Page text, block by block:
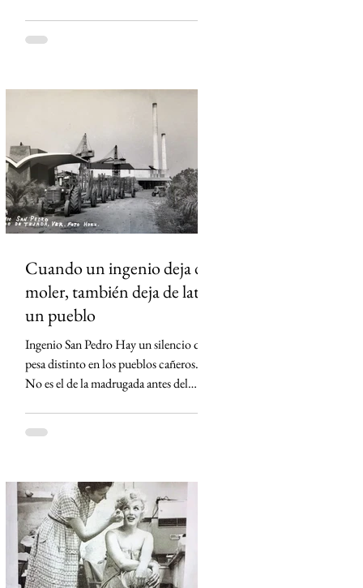
la caña y que hoy enfrenta la
Tuxtlas, la memoria, el verde que aún
habita los recuerdos y el papel que los
ingenios han tenido en la construcción
de México.
https://www.sinmas.org/post/ingenio-
san-pedro-tuxtlas Sheinbaum no asistirá
a toma de protesta de D
Cuando un ingenio deja de
moler, también deja de latir
un pueblo
Ingenio San Pedro Hay un silencio que
pesa distinto en los pueblos cañeros.
No es el de la madrugada antes del
que queda cuando un ingenio apaga sus
en Lerdo de Tejada, Veracruz. El
Ingenio San Pedro, durante décadas el
corazón económico de Los Tuxtlas,
anunció su cierre definitivo al declararse
económicamente inviable. Detrás de esa
frase empresarial hay una realida